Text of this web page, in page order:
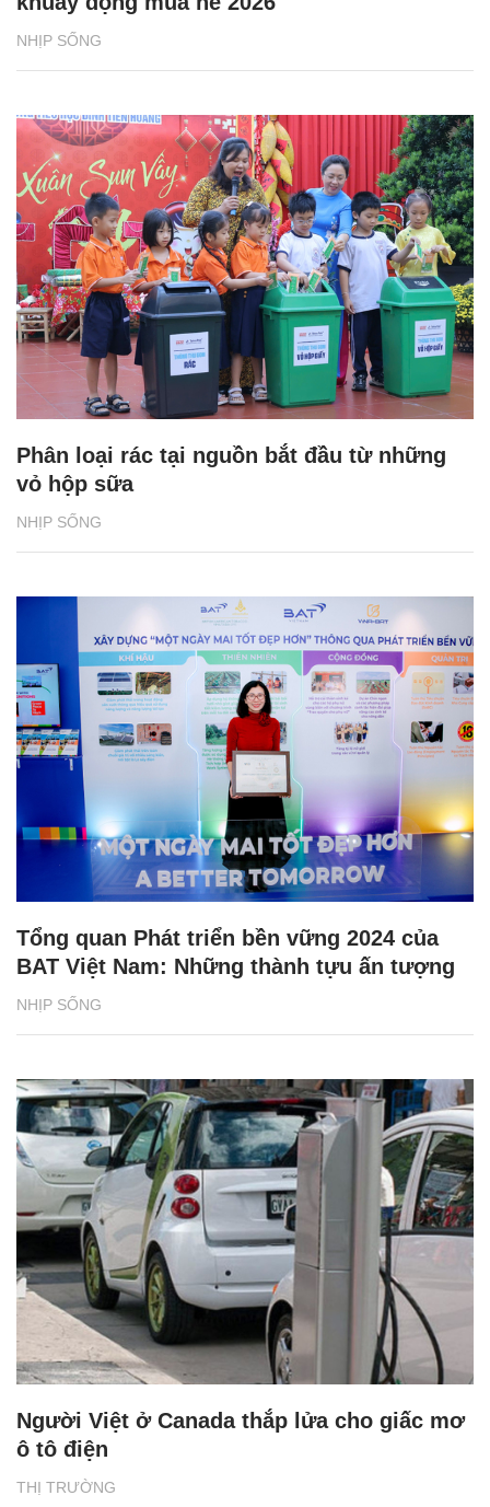
NHỊP SỐNG
NHỊP SỐNG
Phân loại rác tại nguồn bắt đầu từ những
vỏ hộp sữa
NHỊP SỐNG
Tổng quan Phát triển bền vững 2024 của
BAT Việt Nam: Những thành tựu ấn tượng
THỊ TRƯỜNG
Người Việt ở Canada thắp lửa cho giấc mơ
ô tô điện